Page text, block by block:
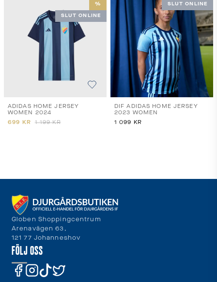
%
SLUT ONLINE
ADIDAS HOME JERSEY
WOMEN 2024
699 KR 1 199 KR
SLUT ONLINE
DIF ADIDAS HOME JERSEY
2023 WOMEN
1 099 KR
Globen Shoppingcentrum
Arenavägen 63,
121 77 Johanneshov
FÖLJ OSS